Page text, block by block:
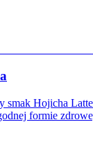
Hojicha Latte
formie